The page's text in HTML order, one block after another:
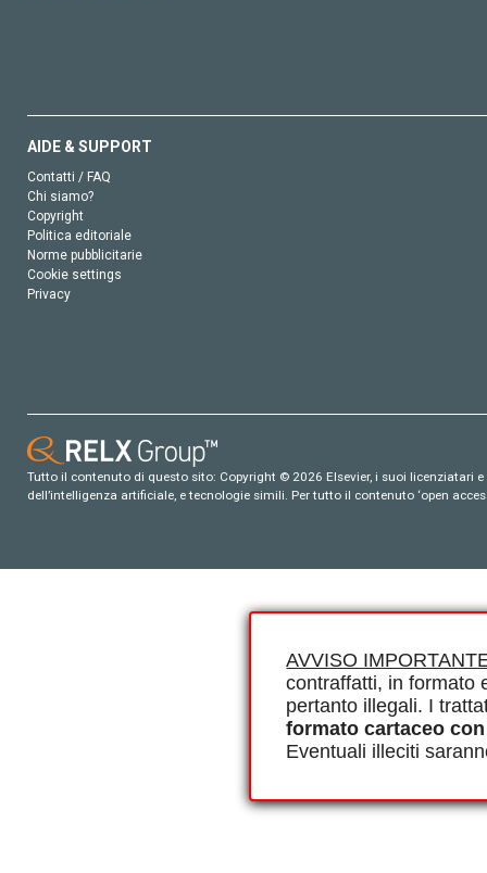
AVVISO
contraffatti, in formato
pertanto illegali. I
formato cartaceo
Eventuali illeciti
AIDE & SUPPORT
Contatti / FAQ
Chi siamo?
Copyright
Politica editoriale
Norme pubblicitarie
Cookie settings
Privacy
Tutto il contenuto di questo sito: Copyright © 2026 Elsevier, i suoi
dell’intelligenza artificiale, e tecnologie simili. Per tutto il contenuto ‘open